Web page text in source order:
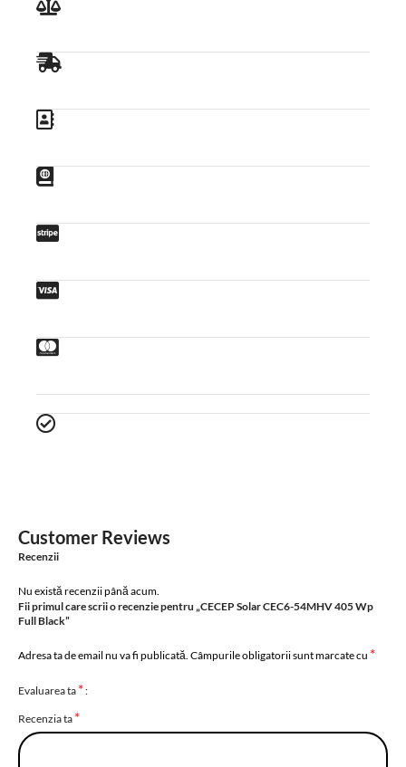
Customer Reviews
Recenzii
Nu există recenzii până acum.
Fii primul care scrii o recenzie pentru „CECEP Solar CEC6-54MHV 405 Wp
Full Black”
Adresa ta de email nu va fi publicată. Câmpurile obligatorii sunt marcate cu *
Evaluarea ta *
Recenzia ta *